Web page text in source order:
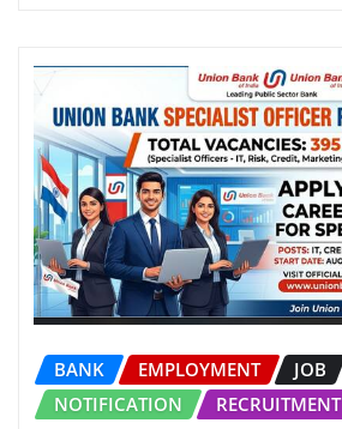
BANK EMPLOYMENT
JOB
NOTIFICATION
RECRUITMENT